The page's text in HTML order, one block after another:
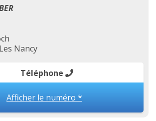
Nancy
Téléphone
Afficher le numéro *